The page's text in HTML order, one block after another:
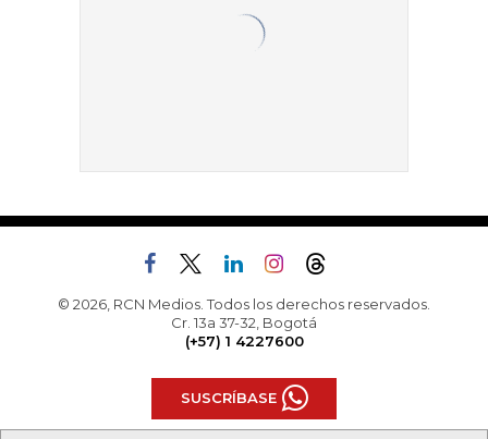
© 2026, RCN Medios. Todos los derechos reservados.
Cr. 13a 37-32, Bogotá
(+57) 1 4227600
SUSCRÍBASE